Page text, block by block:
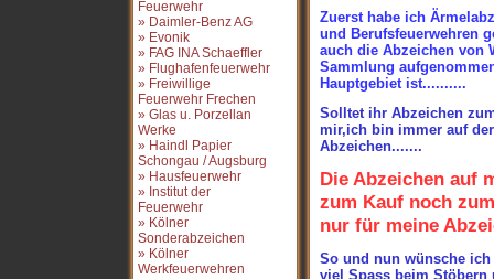
Feuerwehr
» Daimler-Benz AG
» Evonik
» FAG INA Schaeffler
» Flughafenfeuerwehr
» Freiwillige
Feuerwehr Frechen
» Glas u. Porzellan
Werke
» Haindl Papier
Schongau / Augsburg
» Hausfeuerwehr
» Institut der
Feuerwehr
» Kölner
Sonderabzeichen
» Kölner
Werkfeuerwehren
Zuerst habe ich
und Berufsfeuerwehren
auch die Abzeichen von
Sammlung
Hauptgebietist..........
Solltet ihr Abzeichen
mir,ich bin immer auf
Abzeichen.......
Die Abzeichen auf
zum Kauf noch
nur für meine
So und nun wünsche
viel Spass beim